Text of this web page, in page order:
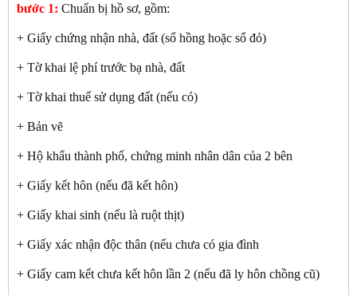
bước 1: Chuẩn bị hồ sơ, gồm:
+ Giấy chứng nhận nhà, đất (sổ hồng hoặc sổ đỏ)
+ Tờ khai lệ phí trước bạ nhà, đất
+ Tờ khai thuế sử dụng đất (nếu có)
+ Bản vẽ
+ Hộ khẩu thành phố, chứng minh nhân dân của 2 bên
+ Giấy kết hôn (nếu đã kết hôn)
+ Giấy khai sinh (nếu là ruột thịt)
+ Giấy xác nhận độc thân (nếu chưa có gia đình
+ Giấy cam kết chưa kết hôn lần 2 (nếu đã ly hôn chồng cũ)